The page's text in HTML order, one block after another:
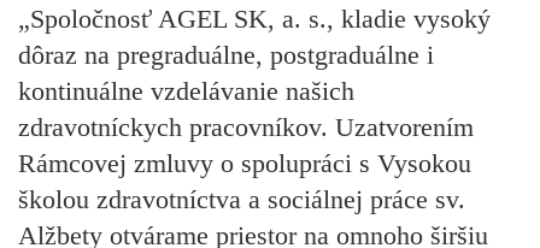
„Spoločnosť AGEL SK, a. s., kladie vysoký
dôraz na pregraduálne, postgraduálne i
kontinuálne vzdelávanie našich
zdravotníckych pracovníkov. Uzatvorením
Rámcovej zmluvy o spolupráci s Vysokou
školou zdravotníctva a sociálnej práce sv.
Alžbety otvárame priestor na omnoho širšiu